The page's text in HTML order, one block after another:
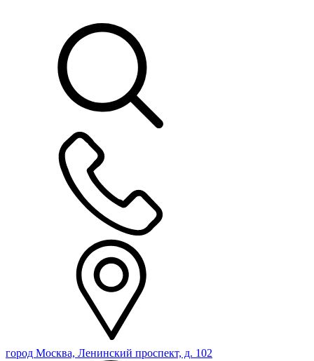
город Москва, Ленинский проспект, д. 102